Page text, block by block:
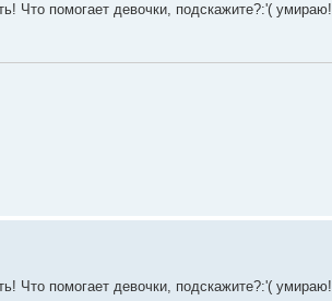
Что помогает девочки, подскажите?:'( умираю!
Что помогает девочки, подскажите?:'( умираю!